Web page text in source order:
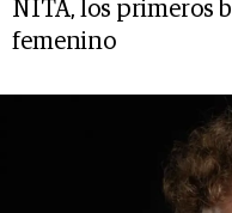
NITA, los primeros
femenino